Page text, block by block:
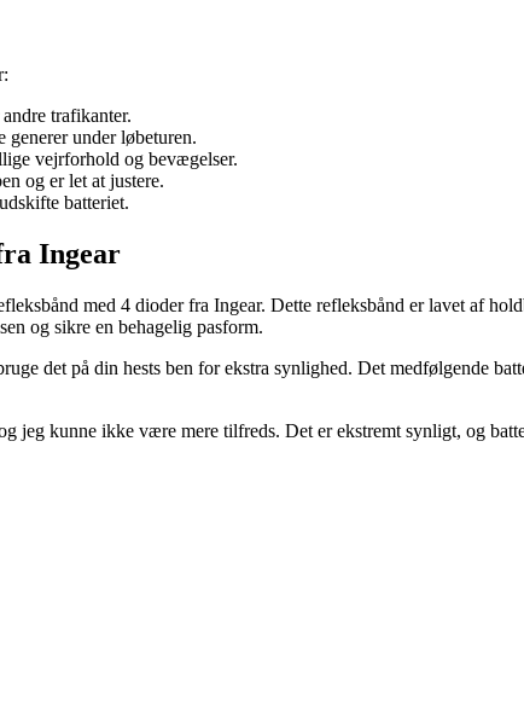
trafikanter.
generer under løbeturen.
vejrforhold og bevægelser.
og er let at justere.
batteriet.
Ingear
med 4 dioder fra Ingear. Dette refleksbånd er lavet af
og sikre en behagelig pasform.
det på din hests ben for ekstra synlighed. Det medfølgende
jeg kunne ikke være mere tilfreds. Det er ekstremt synligt, og